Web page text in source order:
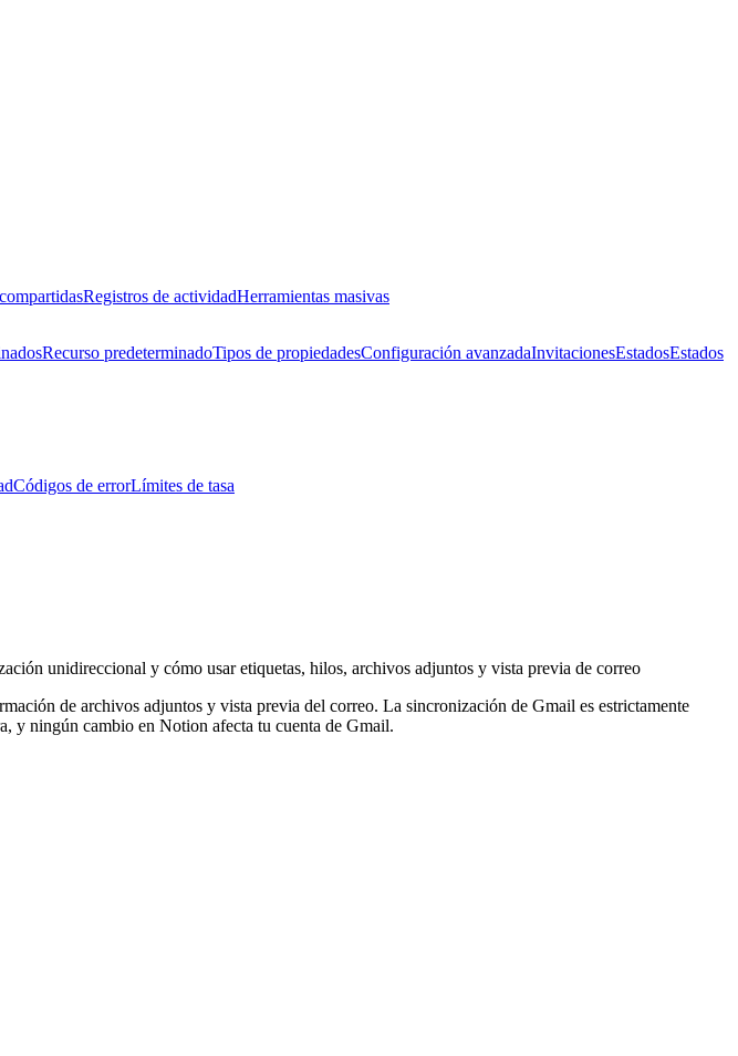
Registros de actividadHerramientas masivas
Recurso predeterminadoTipos de propiedadesConfiguración avanzadaInvitacionesEstadosEstados
Códigos de errorLímites de tasa
unidireccional y cómo usar etiquetas, hilos, archivos adjuntos y vista previa de correo
de archivos adjuntos y vista previa del correo. La sincronización de Gmail es estrictamente
y ningún cambio en Notion afecta tu cuenta de Gmail.